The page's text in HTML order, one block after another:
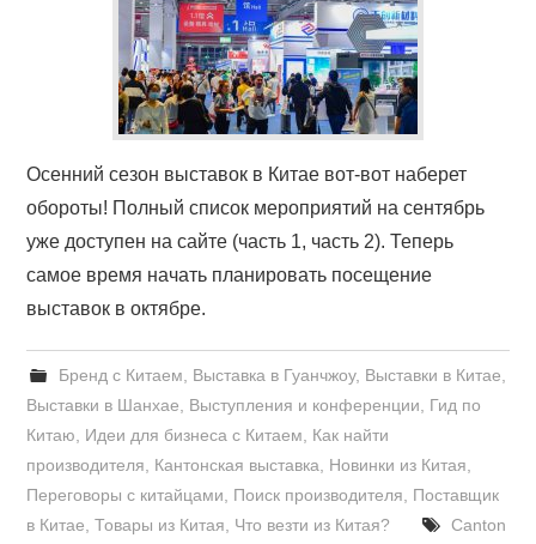
ТОВАРЫ ИЗ КИТАЯ
КОНТАКТЫ
Осенний сезон выставок в Китае вот-вот наберет
обороты! Полный список мероприятий на сентябрь
уже доступен на сайте (часть 1, часть 2). Теперь
самое время начать планировать посещение
выставок в октябре.
Бренд с Китаем Выставка в Гуанчжоу, Выставки в Китае
Выставки в Шанхае
Выступления и конференции
Гид по
Китаю
Идеи для бизнеса с Китаем
Как найти
производителя
Кантонская выставка Новинки из Китая
Переговоры с китайцами
Поиск производителя
Поставщик
в Китае ,Товары из Китая Что везти из Китая?
Canton